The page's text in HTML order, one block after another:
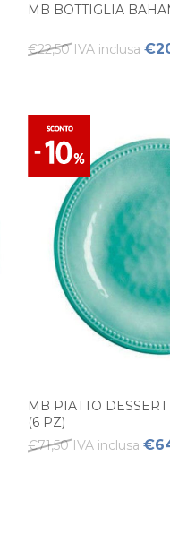
MB BOTTIGLIA
€22,50 IVA inclusa
MB PIATTO
(6 PZ)
€71,50 IVA inclusa